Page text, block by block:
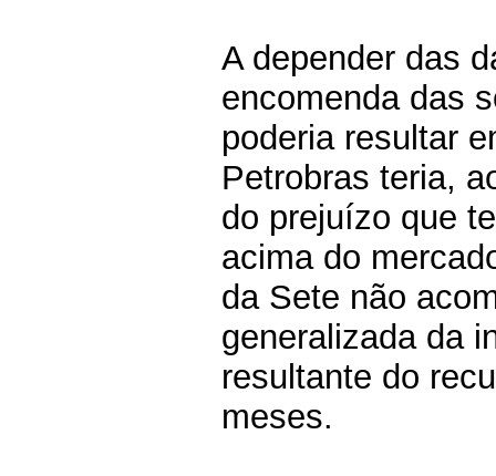
A depender das
encomenda das
poderia resultar
Petrobras teria,
do prejuízo que
acima do
da Sete não
generalizada da
resultante do
meses.